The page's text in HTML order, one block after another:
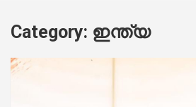
Category: ഇന്ത്യ